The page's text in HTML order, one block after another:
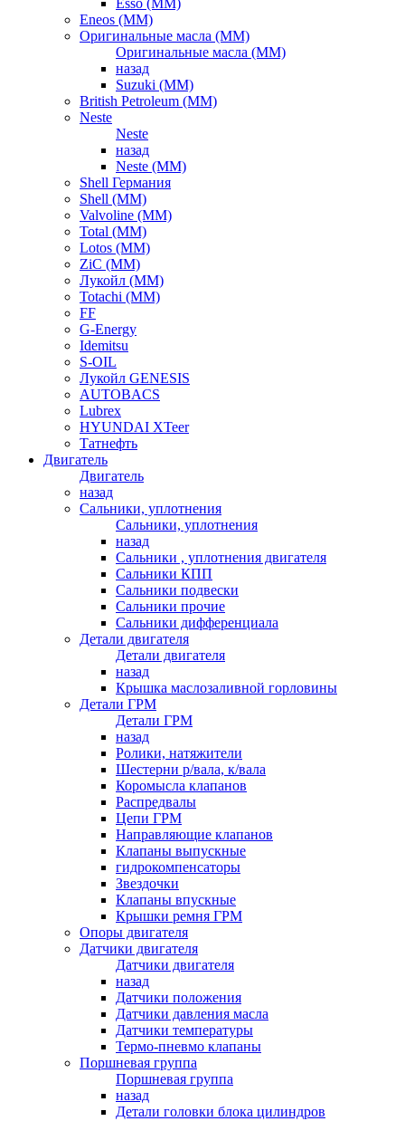
Esso (ММ)
Eneos (ММ)
Оригинальные масла (ММ)
Оригинальные масла (ММ)
назад
Suzuki (ММ)
British Petroleum (ММ)
Neste
Neste
назад
Neste (ММ)
Shell Германия
Shell (ММ)
Valvoline (ММ)
Total (ММ)
Lotos (ММ)
ZiC (ММ)
Лукойл (ММ)
Totachi (MM)
FF
G-Energy
Idemitsu
S-OIL
Лукойл GENESIS
AUTOBACS
Lubrex
HYUNDAI XTeer
Татнефть
Двигатель
Двигатель
назад
Сальники, уплотнения
Сальники, уплотнения
назад
Сальники , уплотнения двигателя
Сальники КПП
Сальники подвески
Сальники прочие
Сальники дифференциала
Детали двигателя
Детали двигателя
назад
Крышка маслозаливной горловины
Детали ГРМ
Детали ГРМ
назад
Ролики, натяжители
Шестерни р/вала, к/вала
Коромысла клапанов
Распредвалы
Цепи ГРМ
Направляющие клапанов
Клапаны выпускные
гидрокомпенсаторы
Звездочки
Клапаны впускные
Крышки ремня ГРМ
Опоры двигателя
Датчики двигателя
Датчики двигателя
назад
Датчики положения
Датчики давления масла
Датчики температуры
Термо-пневмо клапаны
Поршневая группа
Поршневая группа
назад
Детали головки блока цилиндров